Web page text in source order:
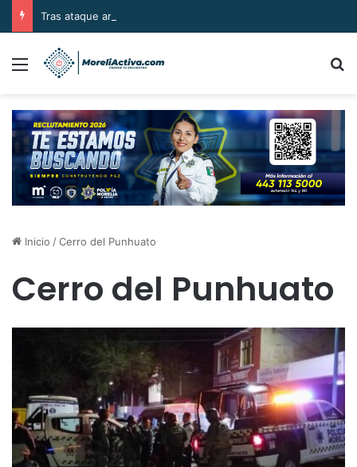
Menú
Inicio /Cerro del Punhuato
Cerro del Punhuato